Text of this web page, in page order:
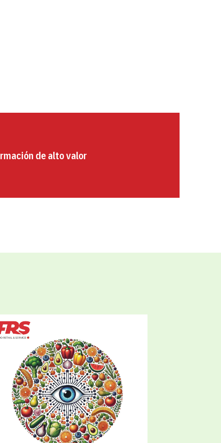
de alto valor